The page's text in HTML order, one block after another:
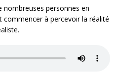
nombreuses personnes en
commencer à percevoir la réalité